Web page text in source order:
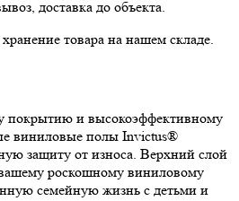
доставка до объекта.
хранение товара на нашем складе.
покрытию и высокоэффективному
виниловые полы Invictus®
защиту от износа. Верхний слой
роскошному виниловому
семейную жизнь с детьми и